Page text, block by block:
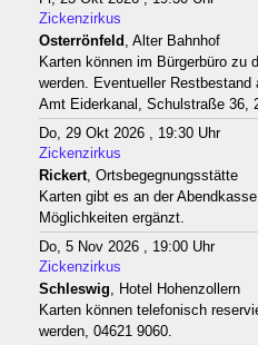
Zickenzirkus
Osterrönfeld , Alter Bahnhof
Karten können im Bürgerbüro zu
werden. Eventueller Restbestand
Amt Eiderkanal, Schulstraße 36,
Do, 29 Okt 2026 , 19:30 Uhr
Zickenzirkus
Rickert, Ortsbegegnungsstätte
Karten gibt es an der
Möglichkeiten ergänzt.
Do, 5 Nov 2026 , 19:00 Uhr
Zickenzirkus
Schleswig, Hotel Hohenzollern
Karten können telefonisch
werden, 04621 9060.